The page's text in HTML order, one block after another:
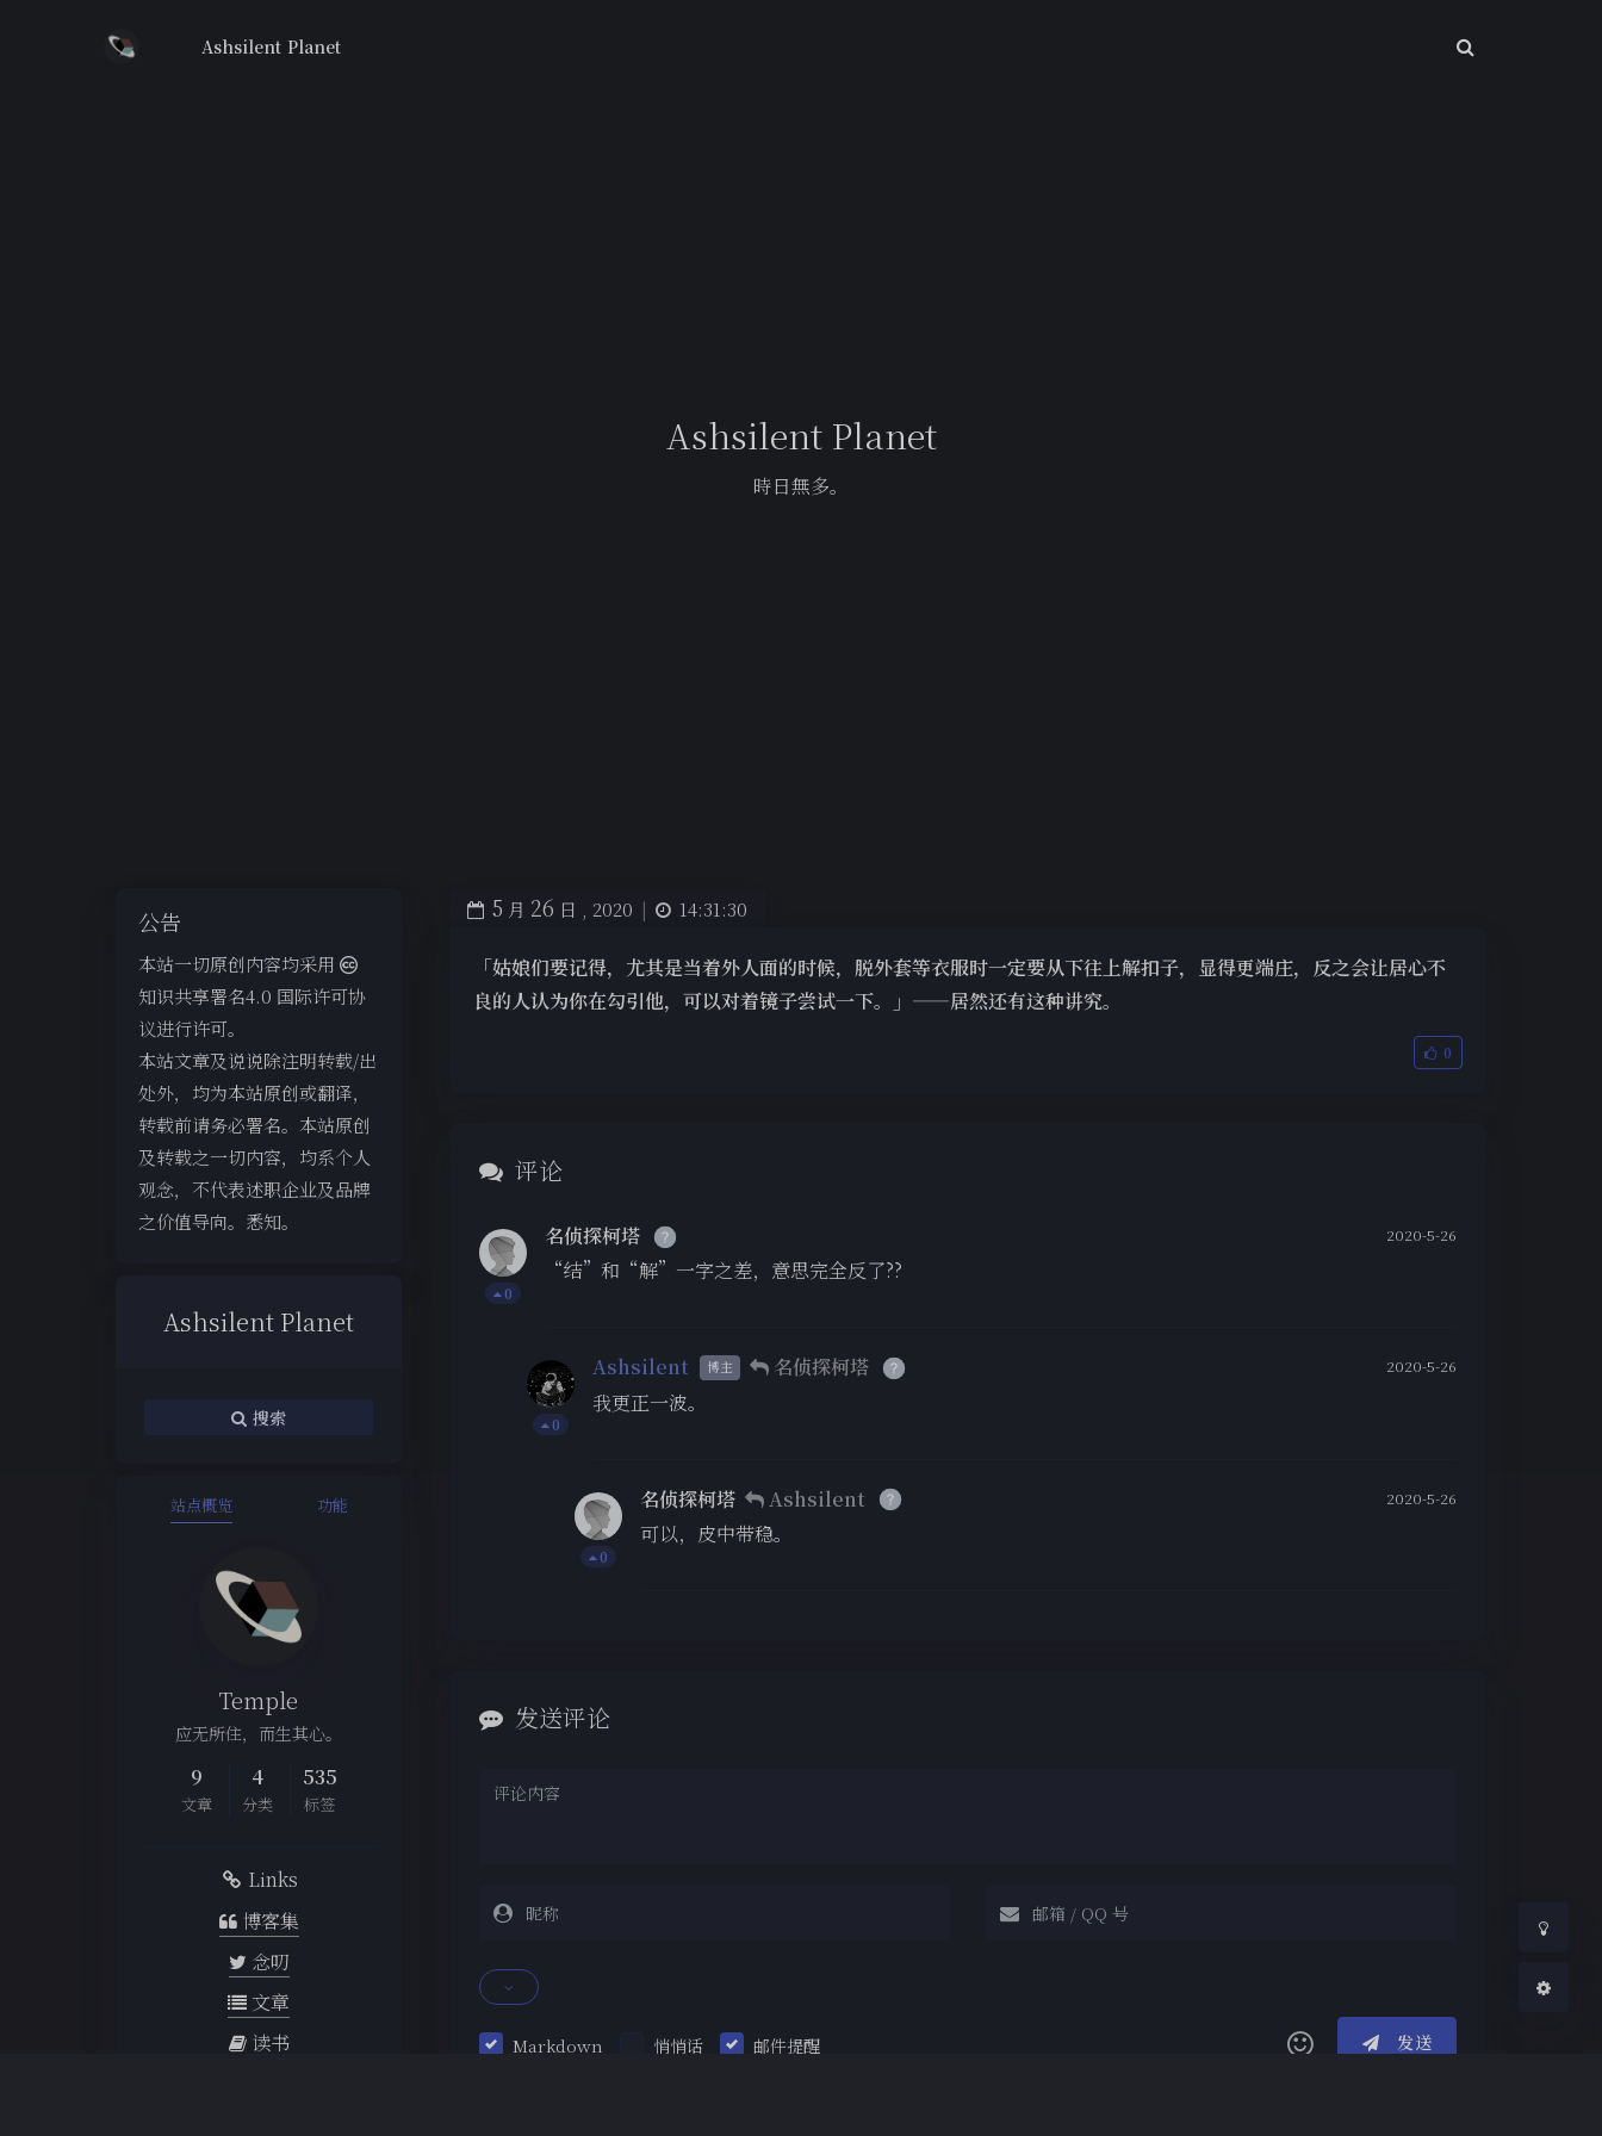
Ashsilent Planet
Ashsilent Planet
時日無多。
公告
本站一切原创内容均采用
知识共享署名4.0 国际许可协
议进行许可。
本站文章及说说除注明转载/出
处外，均为本站原创或翻译，
转载前请务必署名。本站原创
及转载之一切内容，均系个人
观念，不代表述职企业及品牌
之价值导向。悉知。
Ashsilent Planet
搜索
站点概览 功能
Temple
应无所住，而生其心。
9
文章
4
分类
535
标签
Links
博客集
念叨
文章
读书
5 月 26 日 , 2020 | 14:31:30
「姑娘们要记得，尤其是当着外人面的时候，脱外套等衣服时一定要从下往上解扣子，显得更端庄，反之会让居心不
良的人认为你在勾引他，可以对着镜子尝试一下。」——居然还有这种讲究。
0
评论
0
名侦探柯塔 2020-5-26
“结”和“解”一字之差，意思完全反了??
0
Ashsilent 博主 名侦探柯塔 2020-5-26
我更正一波。
0
名侦探柯塔 Ashsilent 2020-5-26
可以，皮中带稳。
发送评论
Markdown 悄悄话 邮件提醒 发送